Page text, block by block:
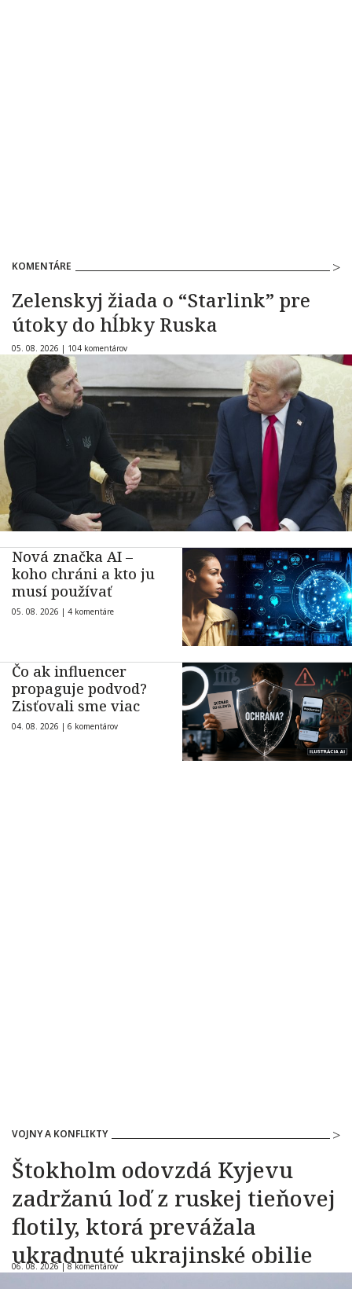
KOMENTÁRE
Zelenskyj žiada o “Starlink” pre
útoky do hĺbky Ruska
05. 08. 2026 | 104 komentárov
Nová značka AI –
koho chráni a kto ju
musí používať
05. 08. 2026 | 4 komentáre
Čo ak influencer
propaguje podvod?
Zisťovali sme viac
04. 08. 2026 | 6 komentárov
VOJNY A KONFLIKTY
Štokholm odovzdá Kyjevu
zadržanú loď z ruskej tieňovej
flotily, ktorá prevážala
ukradnuté ukrajinské obilie
06. 08. 2026 |8 komentárov